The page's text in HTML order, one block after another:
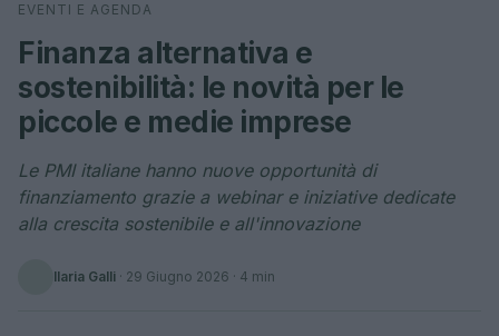
Cerca
EVENTI E AGENDA
Finanza alternativa e
sostenibilità: le novità per le
piccole e medie imprese
Le PMI italiane hanno nuove opportunità di
finanziamento grazie a webinar e iniziative dedicate
alla crescita sostenibile e all'innovazione
Ilaria Galli · 29 Giugno 2026 · 4 min